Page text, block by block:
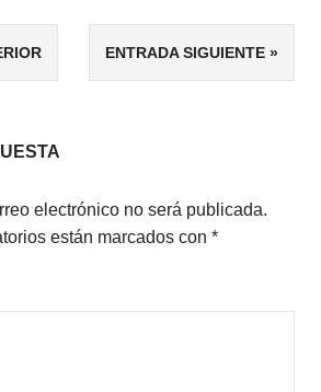
ENTRADA SIGUIENTE
electrónico no será publicada.
están marcados con *